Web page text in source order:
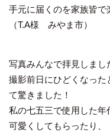
手元に届くのを家族皆で
（T.A様 みやま市）
写真みんなで拝見しまし
撮影前日にひどくなっ
て驚きました！
私の七五三で使用した
可愛くしてもらったり、